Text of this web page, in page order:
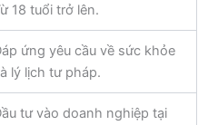
18 tuổi trở lên.
ứng yêu cầu về sức khỏe
lý lịch tư pháp.
tư vào doanh nghiệp tại